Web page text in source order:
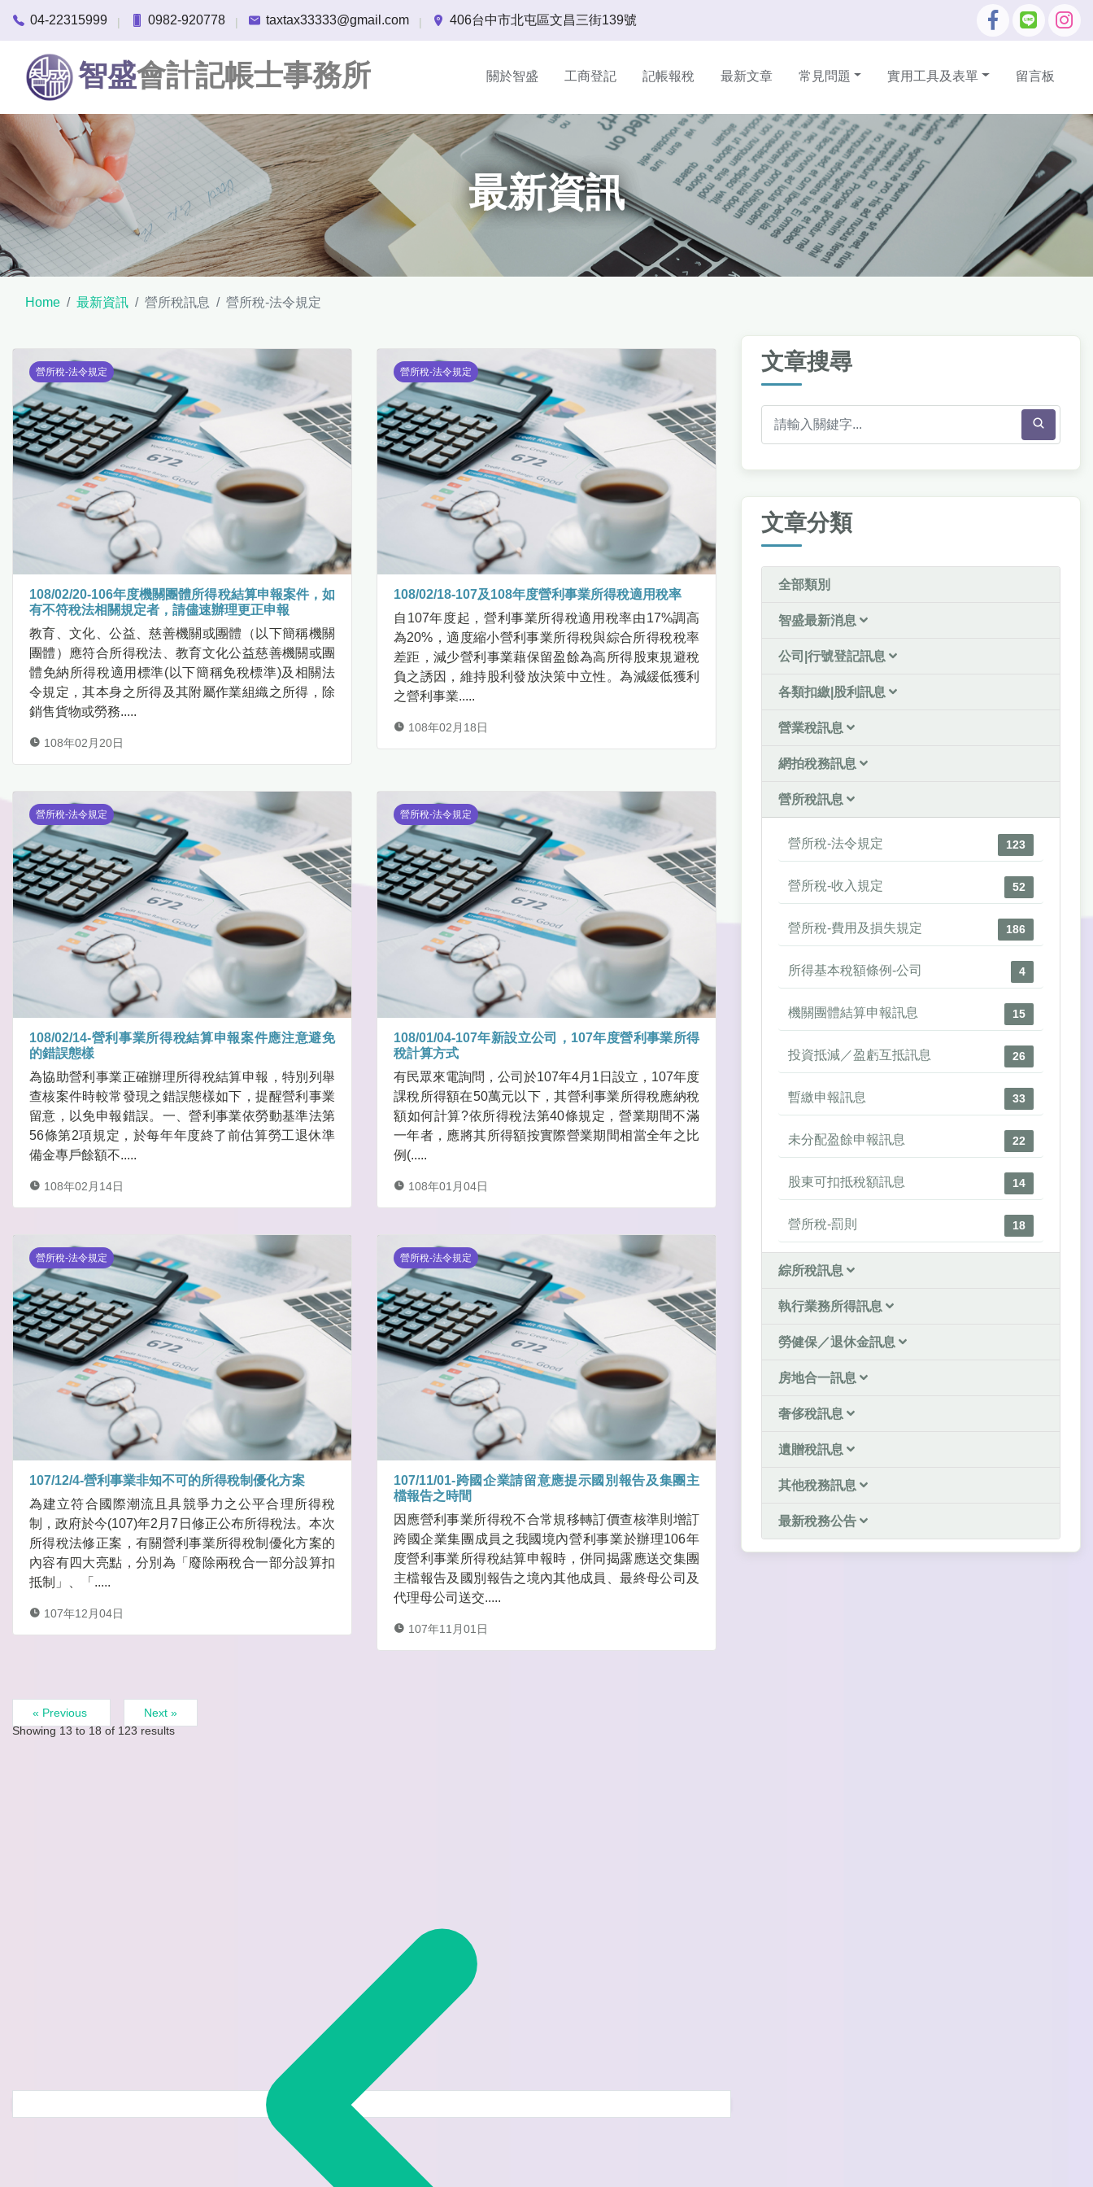
04-22315999 | 0982-920778 | taxtax33333@gmail.com | 406台中市北屯區文昌三街139號
智盛會計記帳士事務所 關於智盛 工商登記 記帳報稅 最新文章 常見問題 實用工具及表單 留言板
最新資訊
Home 最新資訊 營所稅訊息 營所稅-法令規定
營所稅-法令規定
108/02/20-106年度機關團體所得稅結算申報案件，如
有不符稅法相關規定者，請儘速辦理更正申報
教育、文化、公益、慈善機關或團體（以下簡稱機關
團體）應符合所得稅法、教育文化公益慈善機關或團
體免納所得稅適用標準(以下簡稱免稅標準)及相關法
令規定，其本身之所得及其附屬作業組織之所得，除
銷售貨物或勞務.....
108年02月20日
營所稅-法令規定
108/02/18-107及108年度營利事業所得稅適用稅率
自107年度起，營利事業所得稅適用稅率由17%調高
為20%，適度縮小營利事業所得稅與綜合所得稅稅率
差距，減少營利事業藉保留盈餘為高所得股東規避稅
負之誘因，維持股利發放決策中立性。為減緩低獲利
之營利事業.....
108年02月18日
營所稅-法令規定
108/02/14-營利事業所得稅結算申報案件應注意避免
的錯誤態樣
為協助營利事業正確辦理所得稅結算申報，特別列舉
查核案件時較常發現之錯誤態樣如下，提醒營利事業
留意，以免申報錯誤。一、營利事業依勞動基準法第
56條第2項規定，於每年年度終了前估算勞工退休準
備金專戶餘額不.....
108年02月14日
營所稅-法令規定
108/01/04-107年新設立公司，107年度營利事業所得
稅計算方式
有民眾來電詢問，公司於107年4月1日設立，107年度
課稅所得額在50萬元以下，其營利事業所得稅應納稅
額如何計算?依所得稅法第40條規定，營業期間不滿
一年者，應將其所得額按實際營業期間相當全年之比
例(.....
108年01月04日
營所稅-法令規定
107/12/4-營利事業非知不可的所得稅制優化方案
為建立符合國際潮流且具競爭力之公平合理所得稅
制，政府於今(107)年2月7日修正公布所得稅法。本次
所得稅法修正案，有關營利事業所得稅制優化方案的
內容有四大亮點，分別為「廢除兩稅合一部分設算扣
抵制」、「.....
107年12月04日
營所稅-法令規定
107/11/01-跨國企業請留意應提示國別報告及集團主
檔報告之時間
因應營利事業所得稅不合常規移轉訂價查核準則增訂
跨國企業集團成員之我國境內營利事業於辦理106年
度營利事業所得稅結算申報時，併同揭露應送交集團
主檔報告及國別報告之境內其他成員、最終母公司及
代理母公司送交.....
107年11月01日
« Previous
Next »
Showing 13 to 18 of 123 results
文章搜尋
文章分類
全部類別
智盛最新消息
公司|行號登記訊息
各類扣繳|股利訊息
營業稅訊息
網拍稅務訊息
營所稅訊息
營所稅-法令規定 123
營所稅-收入規定 52
營所稅-費用及損失規定 186
所得基本稅額條例-公司 4
機關團體結算申報訊息 15
投資抵減／盈虧互抵訊息 26
暫繳申報訊息 33
未分配盈餘申報訊息 22
股東可扣抵稅額訊息 14
營所稅-罰則 18
綜所稅訊息
執行業務所得訊息
勞健保／退休金訊息
房地合一訊息
奢侈稅訊息
遺贈稅訊息
其他稅務訊息
最新稅務公告